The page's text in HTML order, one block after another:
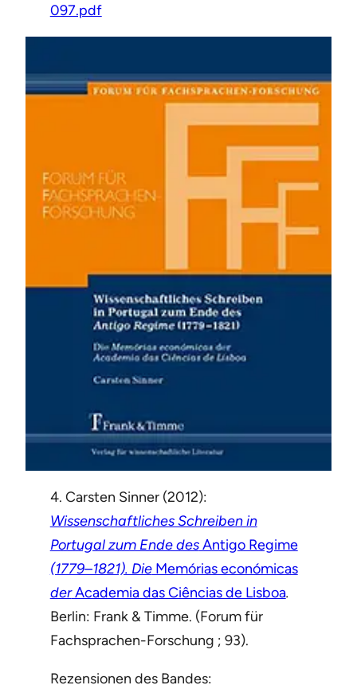
097.pdf
4. Carsten Sinner (2012):
Wissenschaftliches Schreiben in
Portugal zum Ende desAntigo Regime
(1779–1821). DieMemórias económicas
derAcademia das Ciências de Lisboa.
Berlin: Frank & Timme. (Forum für
Fachsprachen-Forschung ; 93).
Rezensionen des Bandes: